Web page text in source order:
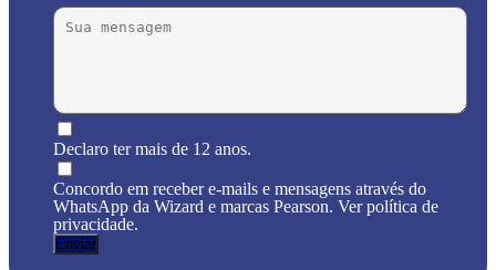
Declaro ter mais de 12 anos.
Concordo em receber e-mails e mensagens através do
WhatsApp da Wizard e marcas Pearson. Ver política de
privacidade.